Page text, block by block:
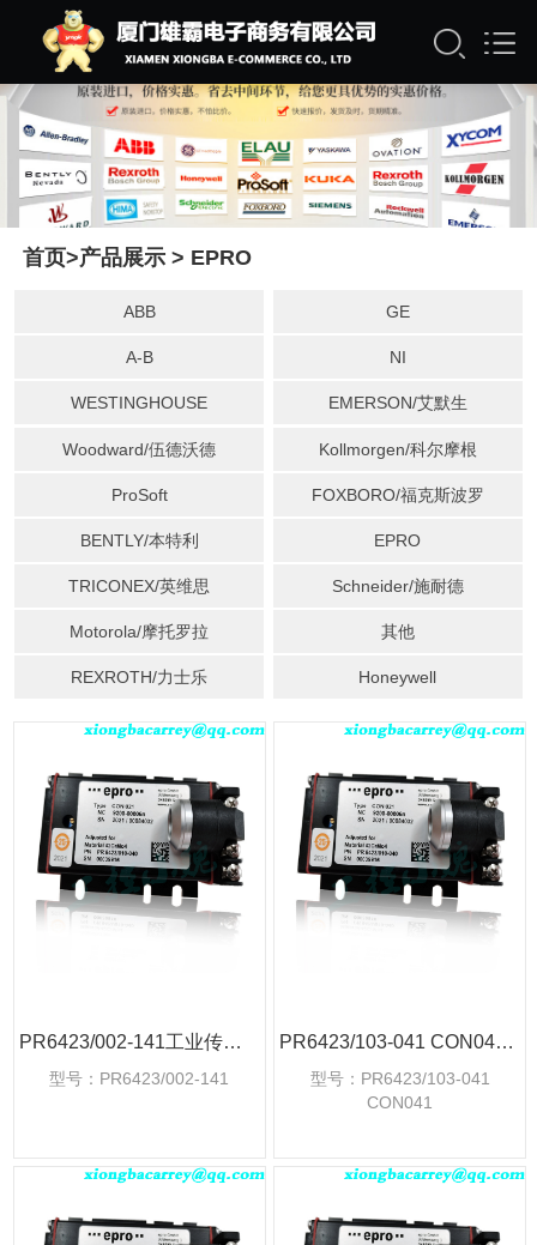
首页>产品展示> EPRO
ABB GE
A-B NI
WESTINGHOUSE EMERSON/艾默生
Woodward/伍德沃德 Kollmorgen/科尔摩根
ProSoft FOXBORO/福克斯波罗
BENTLY/本特利 EPRO
TRICONEX/英维思 Schneider/施耐德
Motorola/摩托罗拉 其他
REXROTH/力士乐 Honeywell
PR6423/002-141工业传感器探头
型号：PR6423/002-141
PR6423/103-041 CON041工业传感器探头
型号：PR6423/103-041
CON041